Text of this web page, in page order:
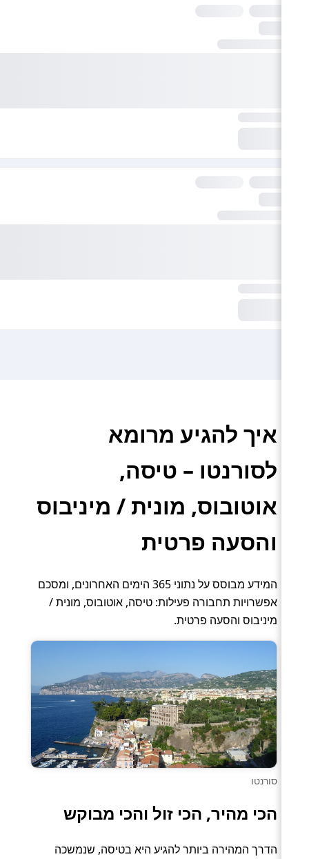
איך להגיע מרומא
לסורנטו – טיסה,
אוטובוס, מונית / מיניבוס
והסעה פרטית
המידע מבוסס על נתוני 365 הימים האחרונים, ומסכם
אפשרויות תחבורה פעילות: טיסה, אוטובוס, מונית /
מיניבוס והסעה פרטית.
סורנטו
הכי מהיר, הכי זול והכי מבוקש
הדרך המהירה ביותר להגיע היא בטיסה, שנמשכה